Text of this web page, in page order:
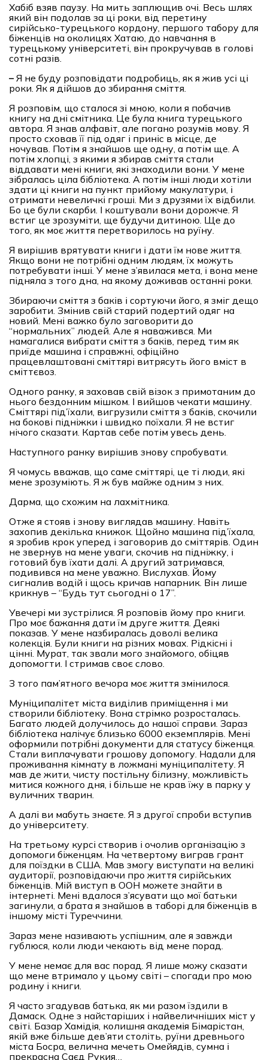
Хабіб взяв паузу. На мить заплющив очі. Весь шлях
який він подолав за ці роки, від перетину
сирійсько-турецького кордону, першого табору для
біженців на околицях Хатаю, до навчання в
турецькому університеті, він прокручував в голові
сотні разів.
– Я не буду розповідати подробиць, як я жив усі ці
роки. Як я дійшов до збирання сміття.
Я розповім, що сталося зі мною, коли я побачив
книгу на дні смітника. Це була книга турецького
автора. Я знав алфавіт, але погано розумів мову. Я
просто сховав її під одяг і приніс в місце, де
ночував. Потім я знайшов ще одну, а потім ще. А
потім хлопці, з якими я збирав сміття стали
віддавати мені книги, які знаходили вони. У мене
зібралась ціла бібліотека. А потім інші люди хотіли
здати ці книги на пункт прийому макулатури, і
отримати невеличкі гроші. Ми з друзями їх відбили.
Бо це були скарби. І коштували вони дорожче. Я
встиг це зрозуміти, ще будучи дитиною. Ще до
того, як моє життя перетворилось на руїну.
Я вирішив врятувати книги і дати їм нове життя.
Якщо вони не потрібні одним людям, їх можуть
потребувати інші. У мене з’явилася мета, і вона мене
підняла з того дна, на якому доживав останні роки.
Збираючи сміття з баків і сортуючи його, я зміг дещо
заробити. Змінив свій старий подертий одяг на
новий. Мені важко було заговорити до
“нормальних” людей. Але я наважився. Ми
намагалися вибрати сміття з баків, перед тим як
приїде машина і справжні, офіційно
працевлаштовані сміттярі витрясуть його вміст в
сміттєвоз.
Одного ранку, я заховав свій візок з примотаним до
нього бездонним мішком. І вийшов чекати машину.
Сміттярі під’їхали, вигрузили сміття з баків, скочили
на бокові підніжки і швидко поїхали. Я не встиг
нічого сказати. Картав себе потім увесь день.
Наступного ранку вирішив знову спробувати.
Я чомусь вважав, що саме сміттярі, це ті люди, які
мене зрозуміють. Я ж був майже одним з них.
Дарма, що схожим на лахмітника.
Отже я стояв і знову виглядав машину. Навіть
захопив декілька книжок. Щойно машина під’їхала,
я зробив крок уперед і заговорив до сміттярів. Один
не звернув на мене уваги, скочив на підніжку, і
готовий був їхати далі. А другий затримався,
подивився на мене уважно. Вислухав. Йому
сигналив водій і щось кричав напарник. Він лише
крикнув – “Будь тут сьогодні о 17”.
Увечері ми зустрілися. Я розповів йому про книги.
Про моє бажання дати їм друге життя. Деякі
показав. У мене назбиралась доволі велика
колекція. Були книги на різних мовах. Рідкісні і
цінні. Мурат, так звали мого знайомого, обіцяв
допомогти. І стримав своє слово.
З того пам’ятного вечора моє життя змінилося.
Муніципалітет міста виділив приміщення і ми
створили бібліотеку. Вона стрімко розросталась.
Багато людей долучилось до нашої справи. Зараз
бібліотека налічує близько 6000 екземплярів. Мені
оформили потрібні документи для статусу біженця.
Стали виплачувати грошову допомогу. Надали для
проживання кімнату в ложмані муніципалітету. Я
мав де жити, чисту постільну білизну, можливість
митися кожного дня, і більше не крав їжу в парку у
вуличних тварин.
А далі ви мабуть знаєте. Я з другої спроби вступив
до університету.
На третьому курсі створив і очолив організацію з
допомоги біженцям. На четвертому виграв грант
для поїздки в США. Мав змогу виступати на великі
аудиторії, розповідаючи про життя сирійських
біженців. Мій виступ в ООН можете знайти в
інтернеті. Мені вдалося з’ясувати що мої батьки
загинули, а брата я знайшов в таборі для біженців в
іншому місті Туреччини.
Зараз мене називають успішним, але я завжди
гублюся, коли люди чекають від мене порад.
У мене немає для вас порад. Я лише можу сказати
що мене втримало у цьому світі – спогади про мою
родину і книги.
Я часто згадував батька, як ми разом їздили в
Дамаск. Одне з найстаріших і найвеличніших міст у
світі. Базар Хамідія, колишня академія Бімарістан,
якій вже більше дев’яти століть, руїни древнього
міста Босра, велична мечеть Омейядів, сумна і
прекрасна Саєд Рукия…